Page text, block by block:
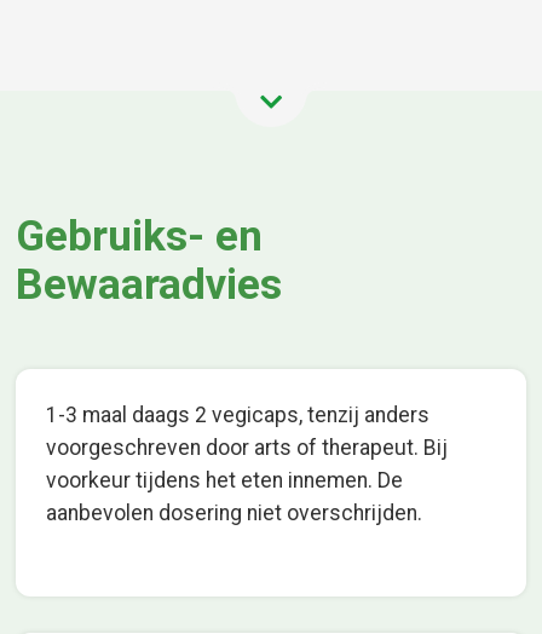
Gebruiks- en
Bewaaradvies
1-3 maal daags 2 vegicaps, tenzij anders
voorgeschreven door arts of therapeut. Bij
voorkeur tijdens het eten innemen. De
aanbevolen dosering niet overschrijden.